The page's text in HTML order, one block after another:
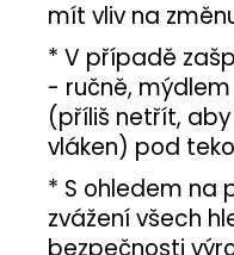
mít vliv na
* V případě
- ručně,
(příliš netřít,
vláken) pod
* S ohledem na
zvážení všech
bezpečnosti